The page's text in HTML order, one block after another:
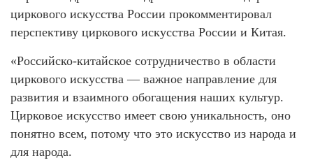
циркового искусства России прокомментировал
перспективу циркового искусства России и Китая.
«Российско-китайское сотрудничество в области
циркового искусства — важное направление для
развития и взаимного обогащения наших культур.
Цирковое искусство имеет свою уникальность, оно
понятно всем, потому что это искусство из народа и
для народа.